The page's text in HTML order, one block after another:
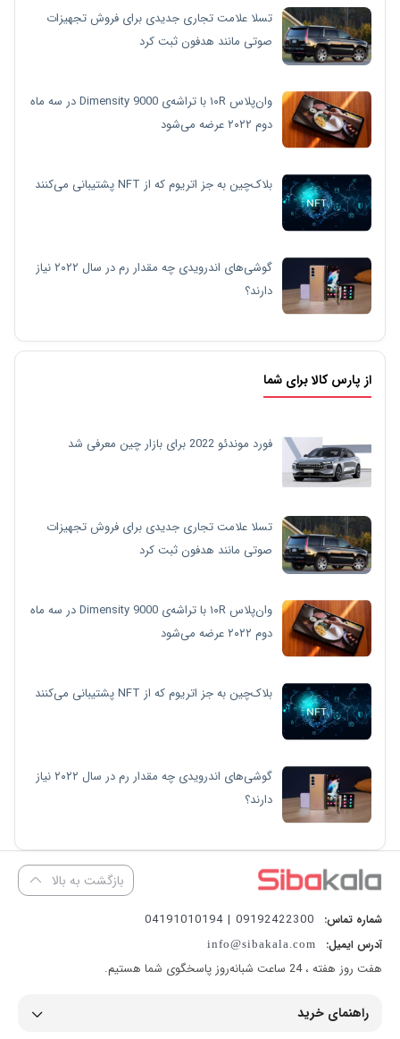
تسلا علامت تجاری جدیدی برای فروش تجهیزات
صوتی مانند هدفون ثبت کرد
وان‌پلاس ۱۰R با تراشه‌ی Dimensity 9000 در سه ماه
دوم ۲۰۲۲ عرضه می‌شود
بلاک‌چین به جز اتریوم که از NFT پشتیبانی می‌کنند
گوشی‌های اندرویدی چه مقدار رم در سال ۲۰۲۲ نیاز
دارند؟
از پارس کالا برای شما
فورد موندئو 2022 برای بازار چین معرفی شد
تسلا علامت تجاری جدیدی برای فروش تجهیزات
صوتی مانند هدفون ثبت کرد
وان‌پلاس ۱۰R با تراشه‌ی Dimensity 9000 در سه ماه
دوم ۲۰۲۲ عرضه می‌شود
بلاک‌چین به جز اتریوم که از NFT پشتیبانی می‌کنند
گوشی‌های اندرویدی چه مقدار رم در سال ۲۰۲۲ نیاز
دارند؟
بازگشت به بالا
شماره تماس: 09192422300 | 04191010194
آدرس ایمیل: info@sibakala.com
هفت روز هفته ، 24 ساعت شبانه‌روز پاسخگوی شما هستیم.
راهنمای خرید